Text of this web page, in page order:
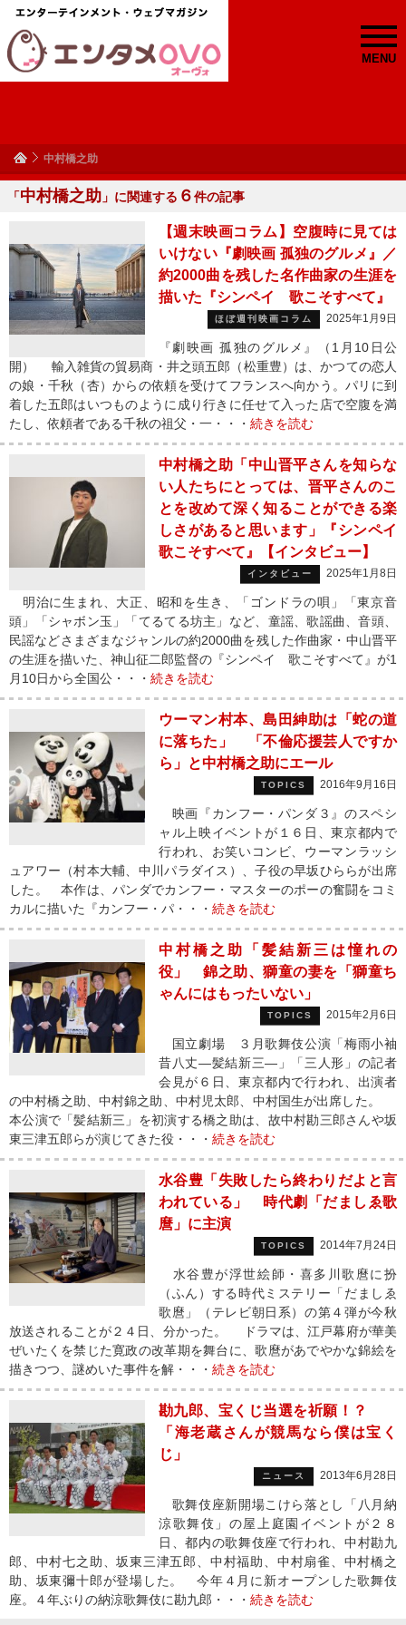
MENU
中村橋之助
「中村橋之助 」に関連する ６件の記事
【週末映画コラム】空腹時に見ては
いけない『劇映画 孤独のグルメ』／
約2000曲を残した名作曲家の生涯を
描いた『シンペイ 歌こそすべて』
ほぼ週刊映画コラム 2025年1月9日
『劇映画 孤独のグルメ』（1月10日公
開） 輸入雑貨の貿易商・井之頭五郎（松重豊）は、かつての恋人
の娘・千秋（杏）からの依頼を受けてフランスへ向かう。パリに到
着した五郎はいつものように成り行きに任せて入った店で空腹を満
たし、依頼者である千秋の祖父・一・・・ 続きを読む
中村橋之助「中山晋平さんを知らな
い人たちにとっては、晋平さんのこ
とを改めて深く知ることができる楽
しさがあると思います」『シンペイ
歌こそすべて』【インタビュー】
インタビュー 2025年1月8日
明治に生まれ、大正、昭和を生き、「ゴンドラの唄」「東京音
頭」「シャボン玉」「てるてる坊主」など、童謡、歌謡曲、音頭、
民謡などさまざまなジャンルの約2000曲を残した作曲家・中山晋平
の生涯を描いた、神山征二郎監督の『シンペイ 歌こそすべて』が1
月10日から全国公・・・ 続きを読む
ウーマン村本、島田紳助は「蛇の道
に落ちた」 「不倫応援芸人ですか
ら」と中村橋之助にエール
TOPICS 2016年9月16日
映画『カンフー・パンダ３』のスペシ
ャル上映イベントが１６日、東京都内で
行われ、お笑いコンビ、ウーマンラッシ
ュアワー（村本大輔、中川パラダイス）、子役の早坂ひららが出席
した。 本作は、パンダでカンフー・マスターのポーの奮闘をコミ
カルに描いた『カンフー・パ・・・ 続きを読む
中村橋之助「髪結新三は憧れの
役」 錦之助、獅童の妻を「獅童ち
ゃんにはもったいない」
TOPICS 2015年2月6日
国立劇場 ３月歌舞伎公演「梅雨小袖
昔八丈―髪結新三―」「三人形」の記者
会見が６日、東京都内で行われ、出演者
の中村橋之助、中村錦之助、中村児太郎、中村国生が出席した。
本公演で「髪結新三」を初演する橋之助は、故中村勘三郎さんや坂
東三津五郎らが演じてきた役・・・ 続きを読む
水谷豊「失敗したら終わりだよと言
われている」 時代劇「だましゑ歌
麿」に主演
TOPICS 2014年7月24日
水谷豊が浮世絵師・喜多川歌麿に扮
（ふん）する時代ミステリー「だましゑ
歌麿」（テレビ朝日系）の第４弾が今秋
放送されることが２４日、分かった。 ドラマは、江戸幕府が華美
ぜいたくを禁じた寛政の改革期を舞台に、歌麿があでやかな錦絵を
描きつつ、謎めいた事件を解・・・ 続きを読む
勘九郎、宝くじ当選を祈願！？
「海老蔵さんが競馬なら僕は宝く
じ」
ニュース 2013年6月28日
歌舞伎座新開場こけら落とし「八月納
涼歌舞伎」の屋上庭園イベントが２８
日、都内の歌舞伎座で行われ、中村勘九
郎、中村七之助、坂東三津五郎、中村福助、中村扇雀、中村橋之
助、坂東彌十郎が登場した。 今年４月に新オープンした歌舞伎
座。４年ぶりの納涼歌舞伎に勘九郎・・・ 続きを読む